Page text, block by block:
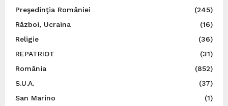
Preşedinţia României
(245)
Război, Ucraina
(16)
Religie
(36)
REPATRIOT
(31)
România
(852)
S.U.A.
(37)
San Marino
(1)